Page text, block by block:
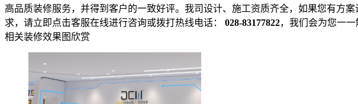
高品质装修服务，并得到客户的一致好评。我司设计、施工资质齐全，如果您有方
求，请立即点击客服在线进行咨询或拨打热线电话：
028-83177822，我们会为您一一
相关装修效果图欣赏